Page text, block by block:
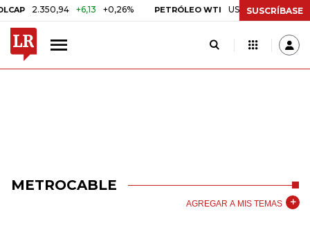
2.350,94 +6,13 +0,26% PETRÓLEO WTI US$ 78,01 US$ 2,92
SUSCRÍBASE
METROCABLE
AGREGAR A MIS TEMAS